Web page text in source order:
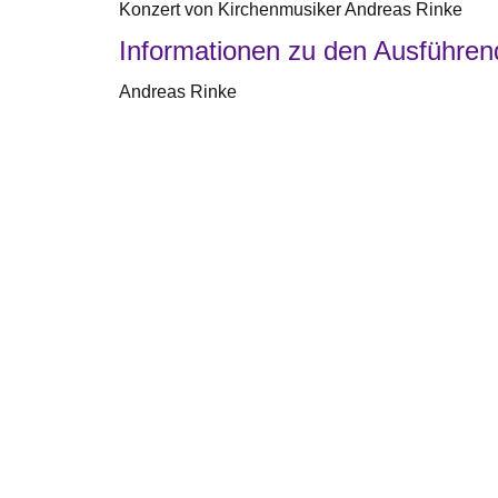
Konzert von Kirchenmusiker Andreas Rinke
Informationen zu den
Andreas Rinke